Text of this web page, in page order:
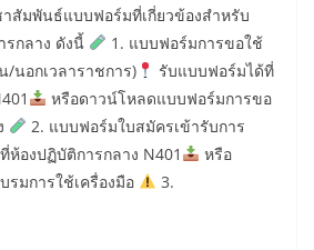
สัมพันธ์แบบฟอร์มที่เกี่ยวข้องสำหรับ
รกลาง ดังนี้
1. แบบฟอร์มการขอใช้
/นอกเวลาราชการ)
รับแบบฟอร์มได้ที่
หรือดาวน์โหลดแบบฟอร์มการขอ
2. แบบฟอร์มใบสมัครเข้ารับการ
ห้องปฏิบัติการกลาง N401
หรือ
มการใช้เครื่องมือ
3.